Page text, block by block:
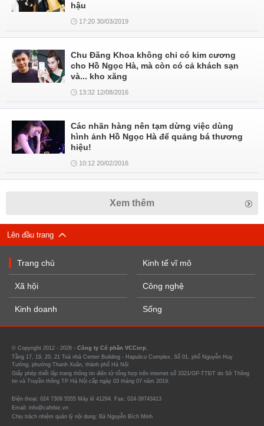
hậu
17:20 30/03/2019
Chu Đăng Khoa không chỉ có kim cương
cho Hồ Ngọc Hà, mà còn có cả khách sạn
và... kho xăng
13:32 12/08/2016
Các nhãn hàng nên tạm dừng việc dùng
hình ảnh Hồ Ngọc Hà để quảng bá thương
hiệu!
10:12 20/02/2016
Xem thêm
Lên đầu trang
Trang chủ
Xã hội
Kinh doanh
Kinh tế vĩ mô
Công nghệ
Sống
© Copyright 2012 - 2026 - Công ty Cổ phần VCCorp.
Tầng 17, 19, 20, 21 Toà nhà Center Building - Hapulico Complex, Số 01, phố Nguyễn Huy
Tưởng, phường Thanh Xuân, thành phố Hà Nội
Giấy phép thiết lập trang thông tin điện tử tổng hợp trên internet số 3321/GP-TTĐT do Sở Thông
tin và Truyền thông TP Hà Nội cấp ngày 03 tháng 07 năm 2019.
Điện thoại: 024 7309 5555 Máy lẻ 41294. Fax: 024-39743413
Email: info@cafebiz.vn
Chịu trách nhiệm quản lý nội dung: Bà Nguyễn Bích Minh